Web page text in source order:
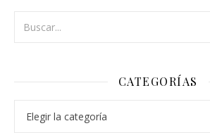
CATEGORÍAS